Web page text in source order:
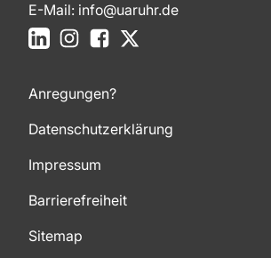
E-Mail: info@uaruhr.de
LinkedInInstagramFacebook
Anregungen?
Datenschutzerklärung
Impressum
Barrierefreiheit
Sitemap